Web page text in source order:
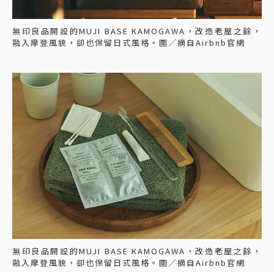
無印良品開設的MUJI BASE KAMOGAWA，改造老屋之餘，
融入摩登風貌，卻也保留日式風格。圖／摘自Airbnb官網
無印良品開設的MUJI BASE KAMOGAWA，改造老屋之餘，
融入摩登風貌，卻也保留日式風格。圖／摘自Airbnb官網